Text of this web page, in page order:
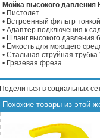
Мойка высокого давления
• Пистолет
• Встроенный фильтр
• Адаптер подключения к
• Шланг высокого давления
• Емкость для моющего
• Стальная струйная
• Грязевая фреза
Поделиться в социальных
Похожие товары из этой